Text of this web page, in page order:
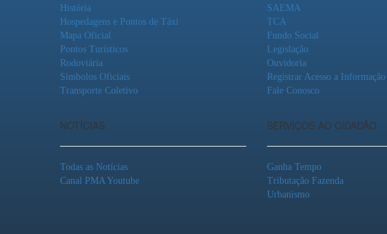
História
Hospedagens e Pontos de Táxi
Mapa Oficial
Pontos Turísticos
Rodoviária
Símbolos Oficiais
Transporte Coletivo
NOTÍCIAS
Todas as Notícias
Canal PMA Youtube
SAEMA
TCA
Fundo Social
Legislação
Ouvidoria
Registrar Acesso a Informação
Fale Conosco
SERVIÇOS AO CIDADÃO
Ganha Tempo
Tributação Fazenda
Urbanismo